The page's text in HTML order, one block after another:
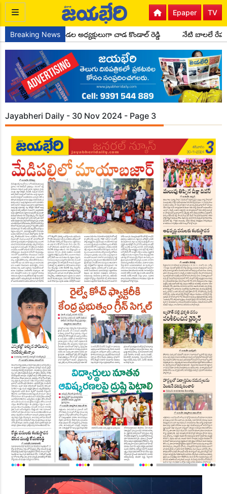
TV
Epaper
Breaking News
పార్టీ సైదాపూర్ మండల అధ్యక్షులుగా చాడ కొండాల్ రెడ్డి నేటి బాలలే
Jayabheri Daily - 30 Nov 2024 - Page 3